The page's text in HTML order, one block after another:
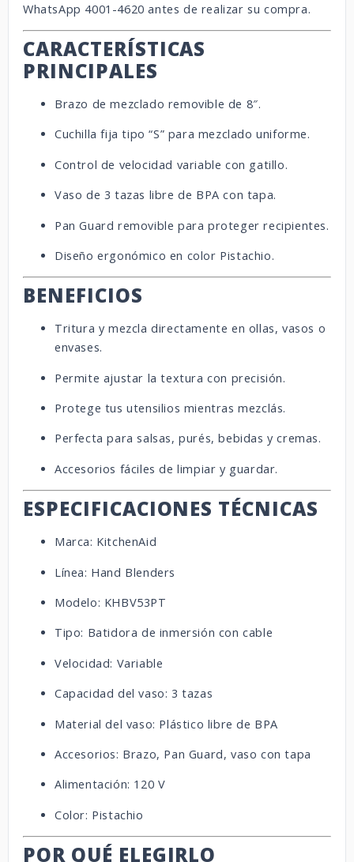
WhatsApp 4001-4620 antes de realizar su compra.
CARACTERÍSTICAS
PRINCIPALES
Brazo de mezclado removible de 8″.
Cuchilla fija tipo “S” para mezclado uniforme.
Control de velocidad variable con gatillo.
Vaso de 3 tazas libre de BPA con tapa.
Pan Guard removible para proteger recipientes.
Diseño ergonómico en color Pistachio.
BENEFICIOS
Tritura y mezcla directamente en ollas, vasos o
envases.
Permite ajustar la textura con precisión.
Protege tus utensilios mientras mezclás.
Perfecta para salsas, purés, bebidas y cremas.
Accesorios fáciles de limpiar y guardar.
ESPECIFICACIONES TÉCNICAS
Marca: KitchenAid
Línea: Hand Blenders
Modelo: KHBV53PT
Tipo: Batidora de inmersión con cable
Velocidad: Variable
Capacidad del vaso: 3 tazas
Material del vaso: Plástico libre de BPA
Accesorios: Brazo, Pan Guard, vaso con tapa
Alimentación: 120 V
Color: Pistachio
POR QUÉ ELEGIRLO